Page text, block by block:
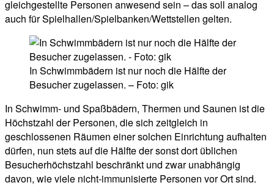
gleichgestellte Personen anwesend sein – das soll analog
auch für Spielhallen/Spielbanken/Wettstellen gelten.
In Schwimmbädern ist nur noch die Hälfte der
Besucher zugelassen. – Foto: gik
In Schwimm- und Spaßbädern, Thermen und Saunen ist die
Höchstzahl der Personen, die sich zeitgleich in
geschlossenen Räumen einer solchen Einrichtung aufhalten
dürfen, nun stets auf die Hälfte der sonst dort üblichen
Besucherhöchstzahl beschränkt und zwar unabhängig
davon, wie viele nicht-immunisierte Personen vor Ort sind.